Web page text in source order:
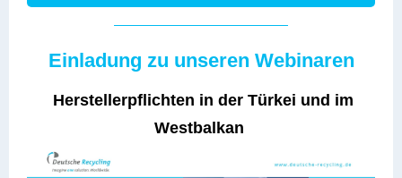
Einladung zu unseren Webinaren
Herstellerpflichten in der Türkei und im
Westbalkan